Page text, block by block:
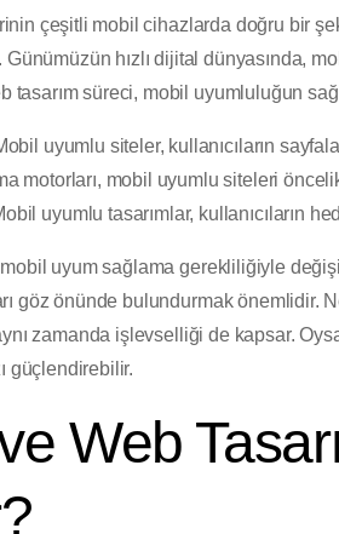
çeşitli mobil cihazlarda doğru bir
hızlı dijital dünyasında,
süreci, mobil uyumluluğun
uyumlu siteler, kullanıcıların
motorları, mobil uyumlu siteleri
uyumlu tasarımlar, kullanıcıların
mobil uyum sağlama gerekliliğiyle
göz önünde bulundurmak önemlidir.
zamanda işlevselliği de kapsar.
güçlendirebilir.
Web